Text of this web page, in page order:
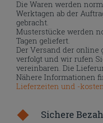
Die Waren werden
Werktagen ab der
gebracht.
Musterstücke werden
Tagen geliefert.
Der Versand der online
verfolgt und wir rufen
vereinbaren. Die
Nähere Informationen
Lieferzeiten und -kosten
Sichere